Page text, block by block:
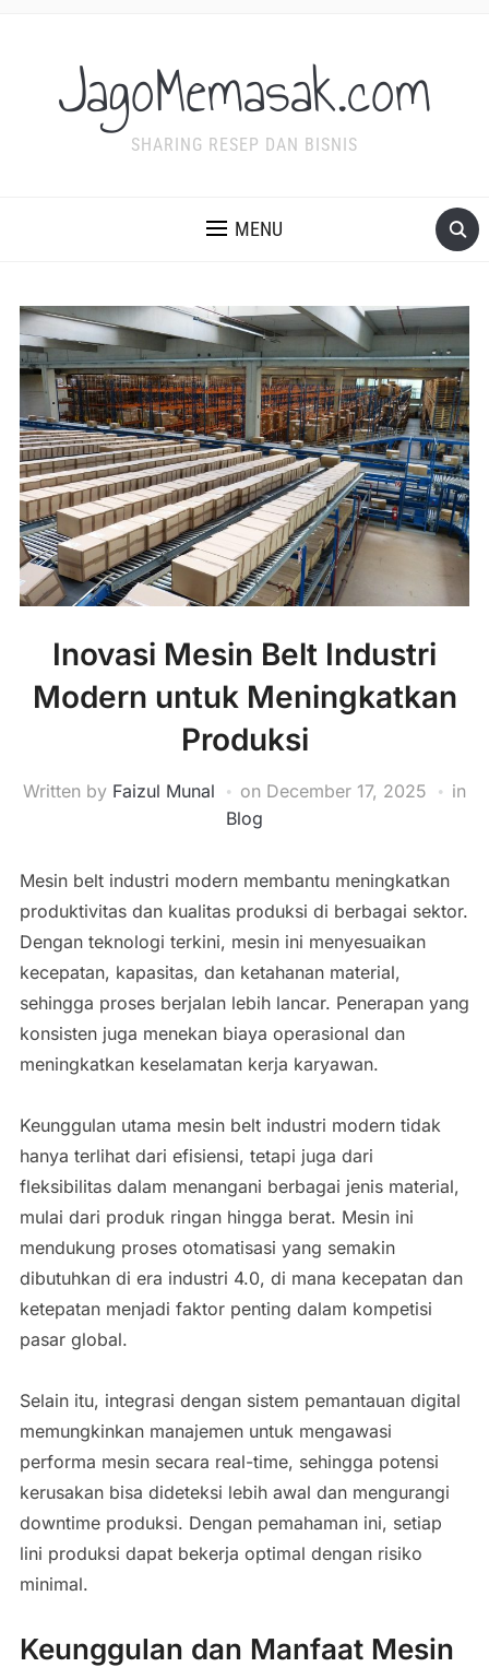
JagoMemasak.com
SHARING RESEP DAN BISNIS
MENU
Inovasi Mesin Belt Industri
Modern untuk Meningkatkan
Produksi
Written by Faizul Munal on December 17, 2025
in
Blog
Mesin belt industri modern membantu meningkatkan
produktivitas dan kualitas produksi di berbagai sektor.
Dengan teknologi terkini, mesin ini menyesuaikan
kecepatan, kapasitas, dan ketahanan material,
sehingga proses berjalan lebih lancar. Penerapan yang
konsisten juga menekan biaya operasional dan
meningkatkan keselamatan kerja karyawan.
Keunggulan utama mesin belt industri modern tidak
hanya terlihat dari efisiensi, tetapi juga dari
fleksibilitas dalam menangani berbagai jenis material,
mulai dari produk ringan hingga berat. Mesin ini
mendukung proses otomatisasi yang semakin
dibutuhkan di era industri 4.0, di mana kecepatan dan
ketepatan menjadi faktor penting dalam kompetisi
pasar global.
Selain itu, integrasi dengan sistem pemantauan digital
memungkinkan manajemen untuk mengawasi
performa mesin secara real-time, sehingga potensi
kerusakan bisa dideteksi lebih awal dan mengurangi
downtime produksi. Dengan pemahaman ini, setiap
lini produksi dapat bekerja optimal dengan risiko
minimal.
Keunggulan dan Manfaat Mesin